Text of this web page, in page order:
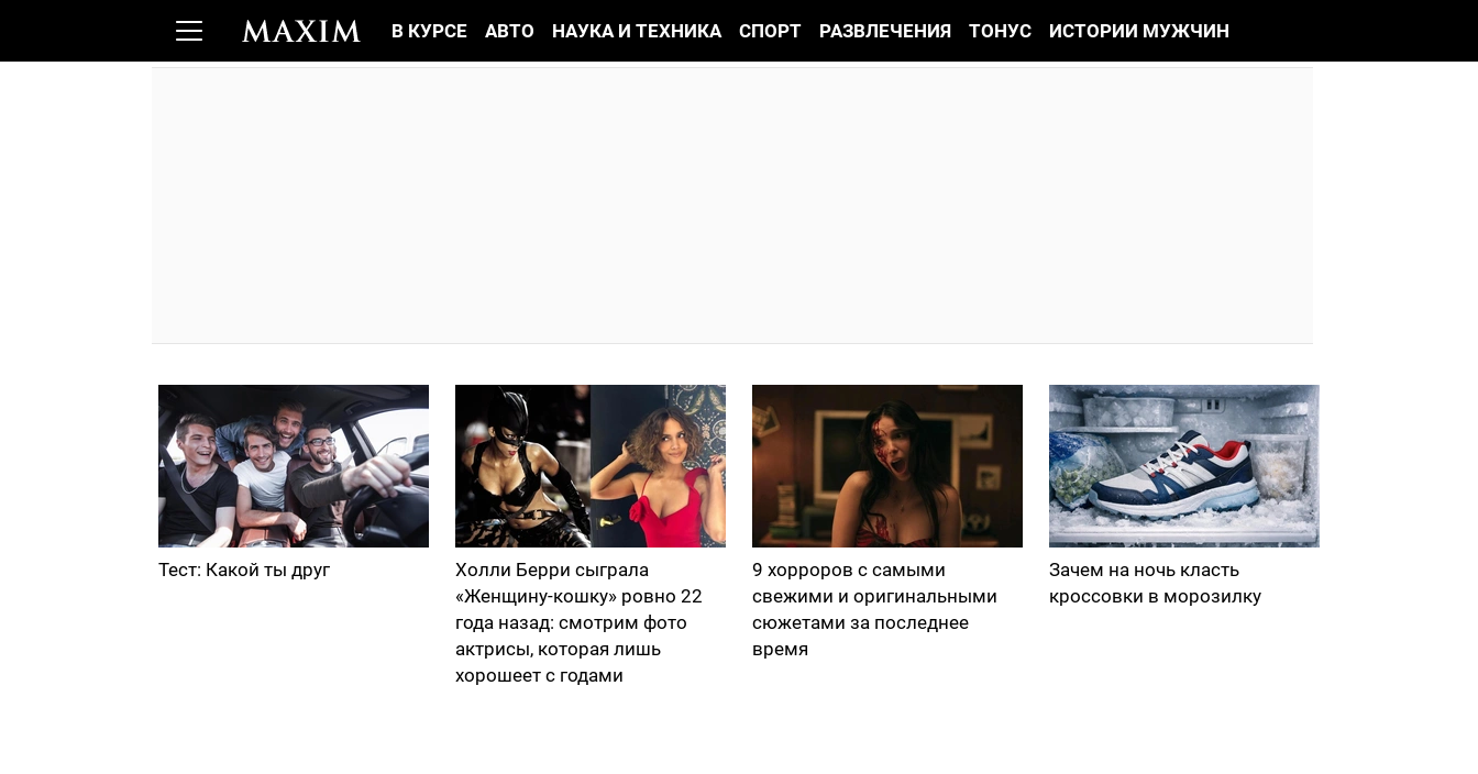
В КУРСЕ АВТО НАУКА И ТЕХНИКА СПОРТ РАЗВЛЕЧЕНИЯ ТОНУС ИСТОРИИ МУЖЧИН
Тест: Какой ты друг
Холли Берри сыграла
«Женщину-кошку» ровно 22
года назад: смотрим фото
актрисы, которая лишь
хорошеет с годами
9 хорроров с самыми
свежими и оригинальными
сюжетами за последнее
время
Зачем на ночь класть
кроссовки в морозилку